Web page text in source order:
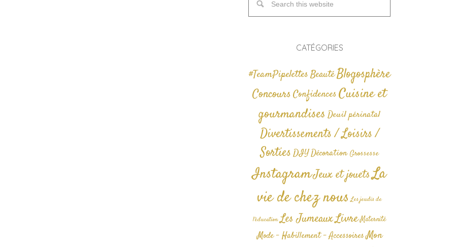
CATÉGORIES
#TeamPipelettesBeautéBlogosphère
ConcoursConfidences Cuisine et
gourmandises Deuil périnatal
Divertissements / Loisirs /
SortiesDIYDécoration Grossesse
InstagramJeux et jouetsLa
vie de chez nous Les jeudis de
l'éducation Les JumeauxLivre Maternité
Mode - Habillement - AccessoiresMon